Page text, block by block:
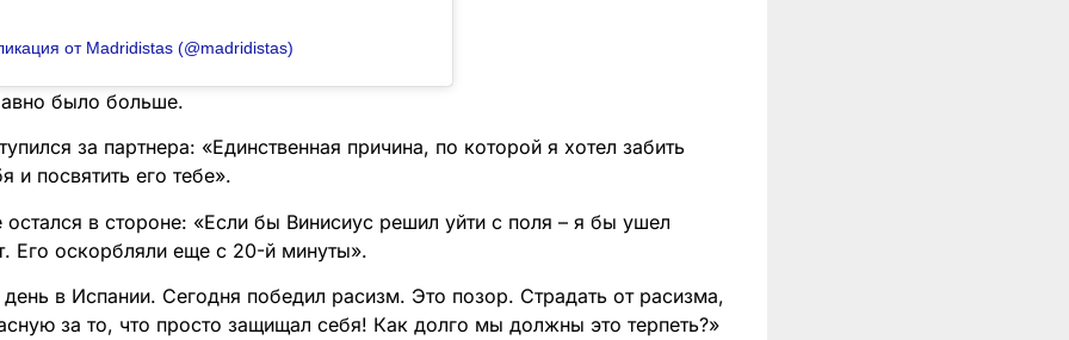
от Madridistas (@madridistas)
было больше.
за партнера: «Единственная причина, по которой я хотел забить
и посвятить его тебе».
остался в стороне: «Если бы Винисиус решил уйти с поля – я бы ушел
Его оскорбляли еще с 20-й минуты».
в Испании. Сегодня победил расизм. Это позор. Страдать от расизма,
за то, что просто защищал себя! Как долго мы должны это терпеть?»